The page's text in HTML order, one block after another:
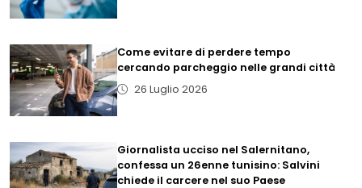
Come evitare di perdere tempo
cercando parcheggio nelle grandi città
26 Luglio 2026
Giornalista ucciso nel Salernitano,
confessa un 26enne tunisino: Salvini
chiede il carcere nel suo Paese